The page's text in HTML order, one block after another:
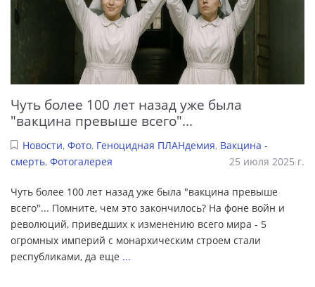
Чуть более 100 лет назад уже была
"вакцина превыше всего"...
Новости, Фото, Геноцидная ПЛАНдемия, Вакцина -
смерть, Фотогалерея 25 июля 2025 г.
Чуть более 100 лет назад уже была "вакцина превыше
всего"... Помните, чем это закончилось? На фоне войн и
революций, приведших к изменению всего мира - 5
огромных империй с монархическим строем стали
республиками, да еще ...